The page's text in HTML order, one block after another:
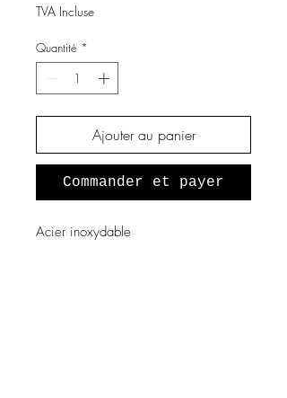
TVA Incluse
Quantité *
Ajouter au panier
Commander et payer
Acier inoxydable